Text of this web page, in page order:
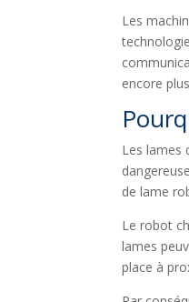
Les
encore
Les lames
de lame
Le robot
lames
place à